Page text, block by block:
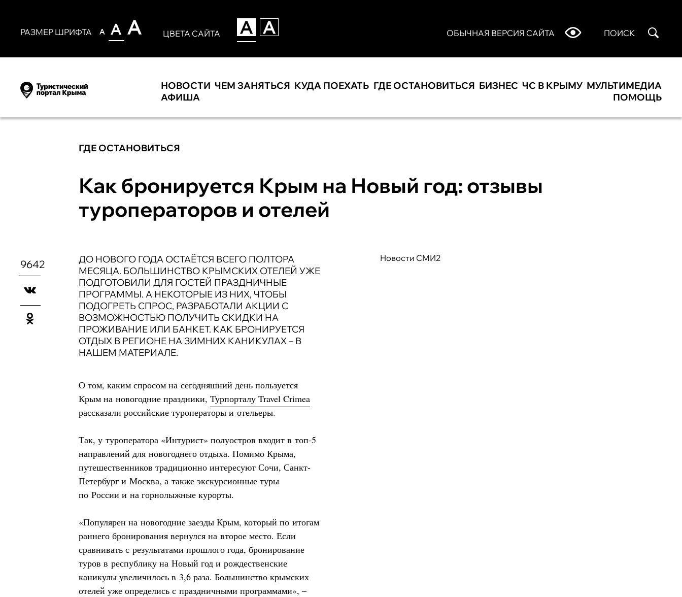
РАЗМЕР ШРИФТА ЦВЕТА САЙТА ОБЫЧНАЯ ВЕРСИЯ САЙТА ПОИСК
НОВОСТИ ЧЕМ ЗАНЯТЬСЯ КУДА ПОЕХАТЬ ГДЕ ОСТАНОВИТЬСЯ БИЗНЕС ЧС В КРЫМУ МУЛЬТИМЕДИА
АФИША
ПОМОЩЬ
ГДЕ ОСТАНОВИТЬСЯ
Как бронируется Крым на Новый год: отзывы
туроператоров и отелей
9642
ДО НОВОГО ГОДА ОСТАЁТСЯ ВСЕГО ПОЛТОРА
МЕСЯЦА. БОЛЬШИНСТВО КРЫМСКИХ ОТЕЛЕЙ УЖЕ
ПОДГОТОВИЛИ ДЛЯ ГОСТЕЙ ПРАЗДНИЧНЫЕ
ПРОГРАММЫ. А НЕКОТОРЫЕ ИЗ НИХ, ЧТОБЫ
ПОДОГРЕТЬ СПРОС, РАЗРАБОТАЛИ АКЦИИ С
ВОЗМОЖНОСТЬЮ ПОЛУЧИТЬ СКИДКИ НА
ПРОЖИВАНИЕ ИЛИ БАНКЕТ. КАК БРОНИРУЕТСЯ
ОТДЫХ В РЕГИОНЕ НА ЗИМНИХ КАНИКУЛАХ – В
НАШЕМ МАТЕРИАЛЕ.
О том, каким спросом на сегодняшний день пользуется
Крым на новогодние праздники, Турпорталу Travel Crimea
рассказали российские туроператоры и отельеры.
Так, у туроператора «Интурист» полуостров входит в топ-5
направлений для новогоднего отдыха. Помимо Крыма,
путешественников традиционно интересуют Сочи, Санкт-
Петербург и Москва, а также экскурсионные туры
по России и на горнолыжные курорты.
«Популярен на новогодние заезды Крым, который по итогам
раннего бронирования вернулся на второе место. Если
сравнивать с результатами прошлого года, бронирование
туров в республику на Новый год и рождественские
каникулы увеличилось в 3,6 раза. Большинство крымских
отелей уже определись с праздничными программами», –
Новости СМИ2